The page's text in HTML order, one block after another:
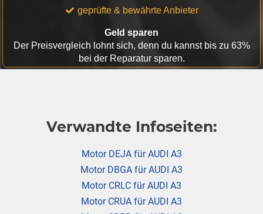
geprüfte & bewährte Anbieter
Geld sparen
Der Preisvergleich lohnt sich, denn du kannst bis zu 63%
bei der Reparatur sparen.
Verwandte Infoseiten:
Motor DEJA für AUDI A3
Motor DBGA für AUDI A3
Motor CRLC für AUDI A3
Motor CRUA für AUDI A3